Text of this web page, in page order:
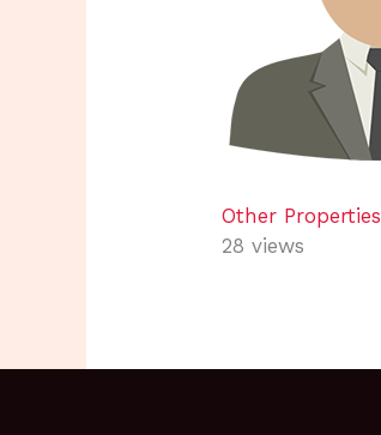
Other Properties
28 views